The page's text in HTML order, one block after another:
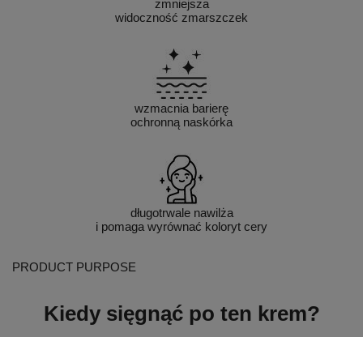
zmniejsza
widoczność zmarszczek
wzmacnia barierę
ochronną naskórka
długotrwale nawilża
i pomaga wyrównać koloryt cery
PRODUCT PURPOSE
Kiedy sięgnąć po ten krem?